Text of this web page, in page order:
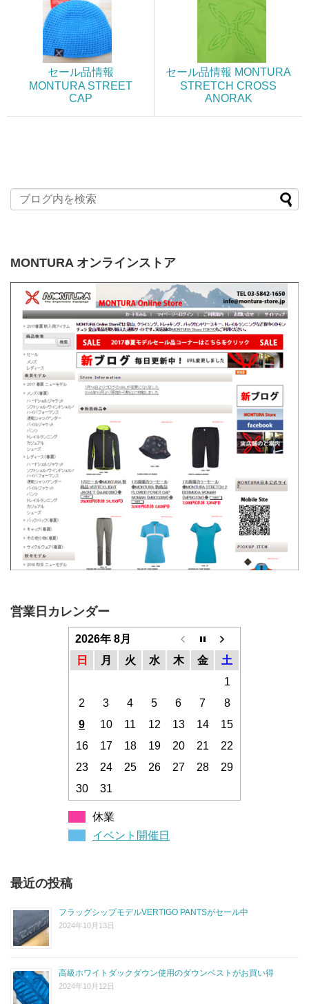
セール品情報
MONTURA STREET
CAP
セール品情報 MONTURA
STRETCH CROSS
ANORAK
MONTURA オンラインストア
営業日カレンダー
2026年 8月
日
月 火 水 木 金
土
1
2
3 4 5 6 7
8
9
10 11 12 13 14
15
16
17 18 19 20 21
22
23
24 25 26 27 28
29
30
31
休業
イベント開催日
最近の投稿
フラッグシップモデルVERTIGO PANTSがセール中
2024年10月13日
高級ホワイトダックダウン使用のダウンベストがお買い得
2024年10月12日